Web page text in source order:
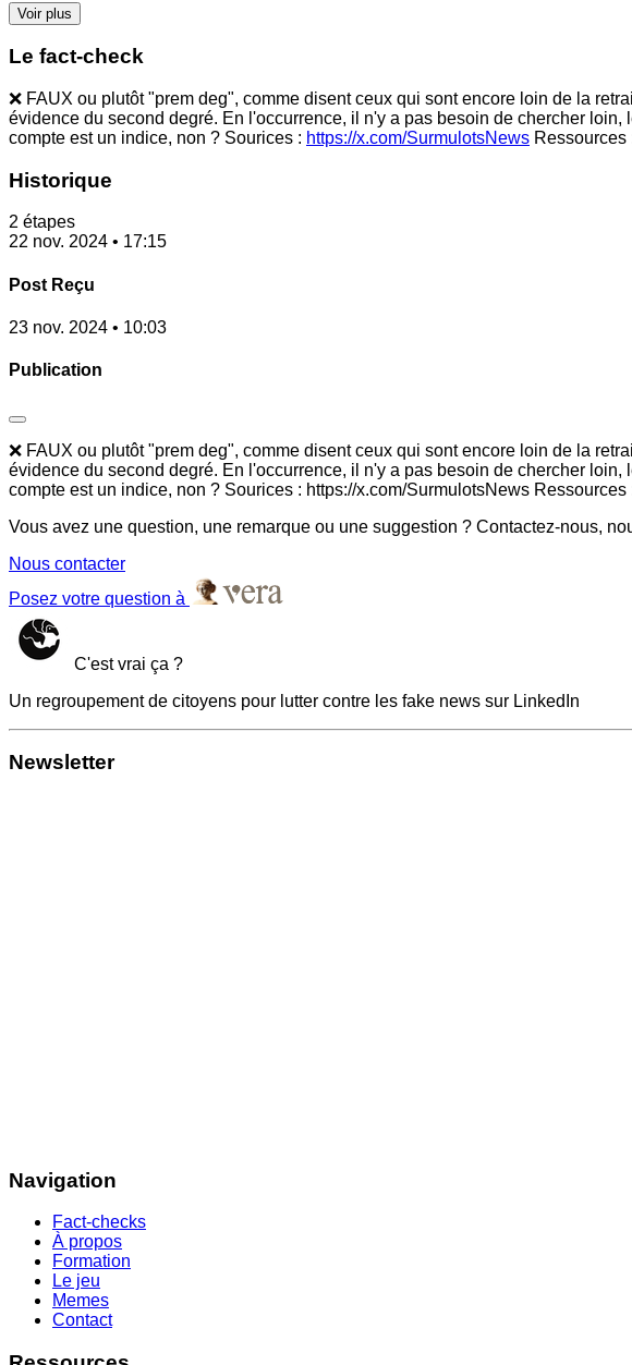
Voir plus
Le fact-check
❌ FAUX ou plutôt "prem deg", comme disent ceux qui sont encore loin de la
évidence du second degré. En l'occurrence, il n'y a pas besoin de chercher
compte est un indice, non ? Sourices : https://x.com/SurmulotsNews Ressources
Historique
2 étapes
22 nov. 2024 • 17:15
Post Reçu
23 nov. 2024 • 10:03
Publication
❌ FAUX ou plutôt "prem deg", comme disent ceux qui sont encore loin de la
évidence du second degré. En l'occurrence, il n'y a pas besoin de chercher
compte est un indice, non ? Sourices : https://x.com/SurmulotsNews
Vous avez une question, une remarque ou une suggestion ? Contactez-nous,
Nous contacter
Posez votre question à
C'est vrai ça ?
Un regroupement de citoyens pour lutter contre les fake news sur LinkedIn
Newsletter
Navigation
Fact-checks
À propos
Formation
Le jeu
Memes
Contact